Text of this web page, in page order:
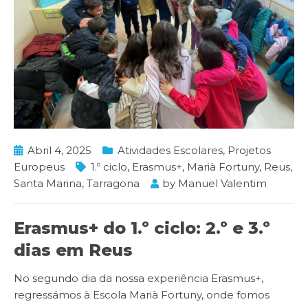
Abril 4, 2025 Atividades Escolares, Projetos
Europeus
1.º ciclo, Erasmus+, Marià Fortuny, Reus,
Santa Marina, Tarragona by Manuel Valentim
Erasmus+ do 1.º ciclo: 2.º e 3.º
dias em Reus
No segundo dia da nossa experiência Erasmus+,
regressámos à Escola Marià Fortuny, onde fomos